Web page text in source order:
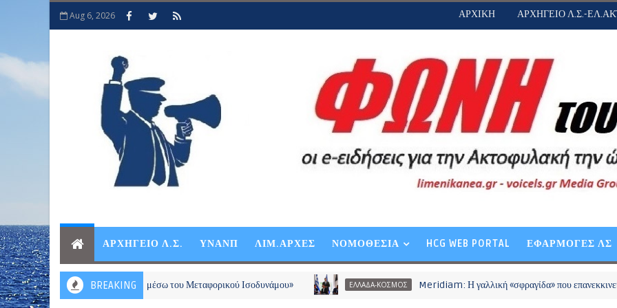
Aug 6, 2026 ΑΡΧΙΚΗ ΑΡΧΗΓΕΙΟ Λ.Σ.-
ΑΡΧΗΓΕΙΟ Λ.Σ. ΥΝΑΝΠ ΛΙΜ.ΑΡΧΕΣ ΝΟΜΟΘΕΣΙΑ HCG WEB PORTAL ΕΦΑΡΜΟΓΕΣ ΛΣ
BREAKING
από 281.000 νησιώτες μέσω του Μεταφορικού Ισοδυνάμου» ΕΛΛΑΔΑ-ΚΟΣΜΟΣ Meridiam: Η γαλλική «σφραγίδα» που επανεκκινεί το